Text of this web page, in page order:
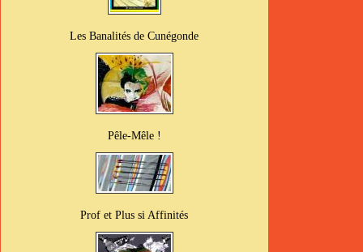
Les Banalités de Cunégonde
Pêle-Mêle !
Prof et Plus si Affinités